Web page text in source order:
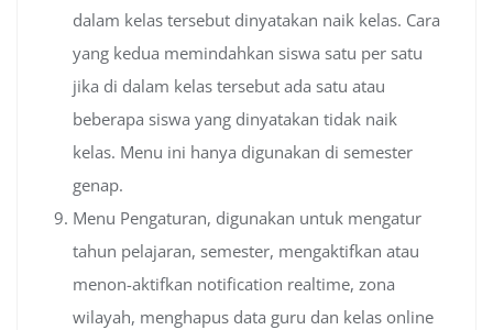
dalam kelas tersebut dinyatakan naik kelas. Cara
yang kedua memindahkan siswa satu per satu
jika di dalam kelas tersebut ada satu atau
beberapa siswa yang dinyatakan tidak naik
kelas. Menu ini hanya digunakan di semester
genap.
Menu Pengaturan, digunakan untuk mengatur
tahun pelajaran, semester, mengaktifkan atau
menon-aktifkan notification realtime, zona
wilayah, menghapus data guru dan kelas online